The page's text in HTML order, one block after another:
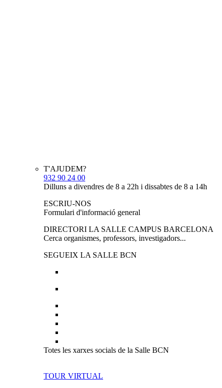
T'AJUDEM?
932 90 24 00
Dilluns a divendres de 8 a 22h i dissabtes de 8 a 14h
ESCRIU-NOS
Formulari d'informació general
DIRECTORI LA SALLE CAMPUS BARCELONA
Cerca organismes, professors, investigadors...
SEGUEIX LA SALLE BCN
Totes les xarxes socials de la Salle BCN
TOUR VIRTUAL